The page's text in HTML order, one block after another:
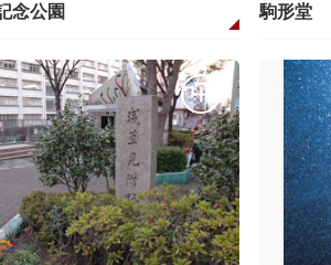
念公園 駒形堂